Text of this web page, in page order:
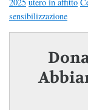
sensibilizzazione